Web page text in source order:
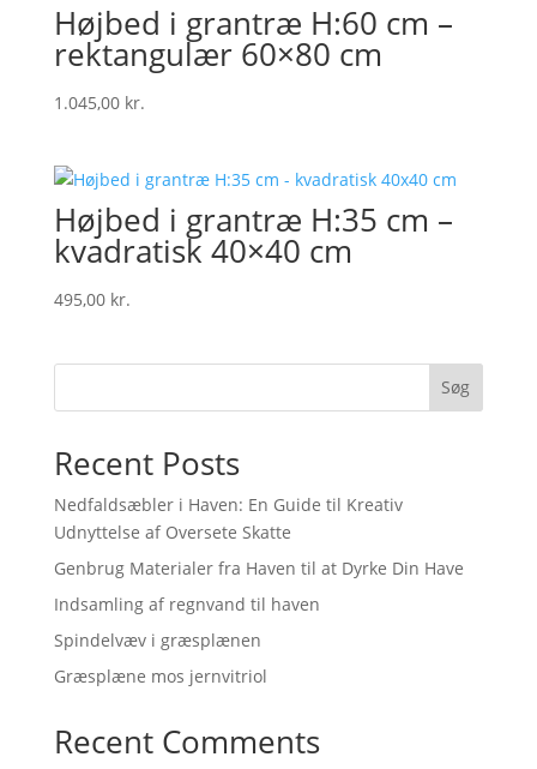
Højbed i grantræ H:60 cm –
rektangulær 60×80 cm
1.045,00 kr.
Højbed i grantræ H:35 cm –
kvadratisk 40×40 cm
495,00 kr.
Søg
Recent Posts
Nedfaldsæbler i Haven: En Guide til Kreativ
Udnyttelse af Oversete Skatte
Genbrug Materialer fra Haven til at Dyrke Din Have
Indsamling af regnvand til haven
Spindelvæv i græsplænen
Græsplæne mos jernvitriol
Recent Comments